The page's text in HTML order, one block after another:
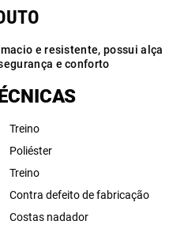
e resistente, possui alça
e conforto
Treino
Poliéster
Treino
Contra defeito de fabricação
Costas nadador